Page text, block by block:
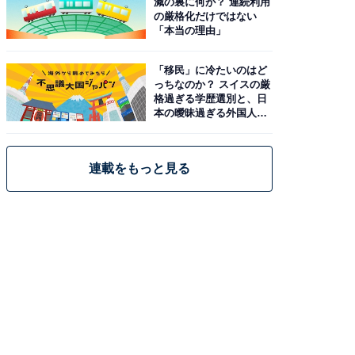
の厳格化だけではない
「本当の理由」
「移民」に冷たいのはど
っちなのか？ スイスの厳
格過ぎる学歴選別と、日
本の曖昧過ぎる外国人政
連載をもっと見る